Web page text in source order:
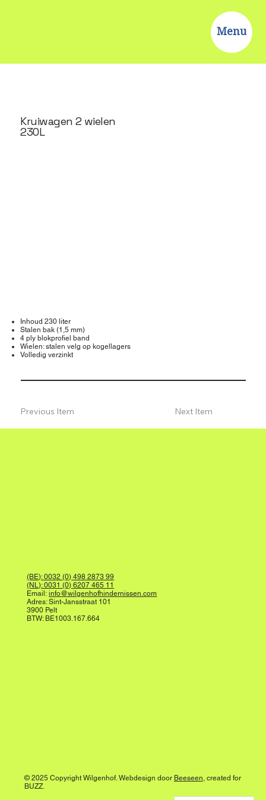
Menu
Kruiwagen 2 wielen
230L
Inhoud 230 liter
Stalen bak (1,5 mm)
4 ply blokprofiel band
Wielen: stalen velg op kogellagers
Volledig verzinkt
Previous Item Next Item
© 2025 Copyright Wilgenhof. Webdesign door Beeseen, created for
BUZZ.
(BE): 0032 (0) 498 2873 99
(NL): 0031 (0) 6207 465 11
Email:info@wilgenhofhindernissen.com
Adres: Sint-Jansstraat 101
3900 Pelt
BTW: BE1003.167.664